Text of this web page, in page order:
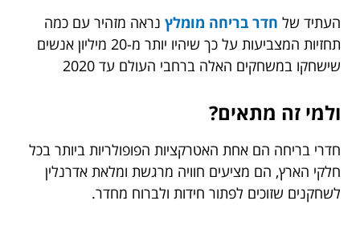
העתיד של חדר בריחה מומלץ נראה מזהיר עם כמה
תחזיות המצביעות על כך שיהיו יותר מ-20 מיליון אנשים
שישחקו במשחקים האלה ברחבי העולם עד 2020
ולמי זה מתאים?
חדרי בריחה הם אחת האטרקציות הפופולריות ביותר בכל
חלקי הארץ, הם מציעים חוויה מרגשת ומלאת אדרנלין
לשחקנים שזוכים לפתור חידות ולברוח מחדר.